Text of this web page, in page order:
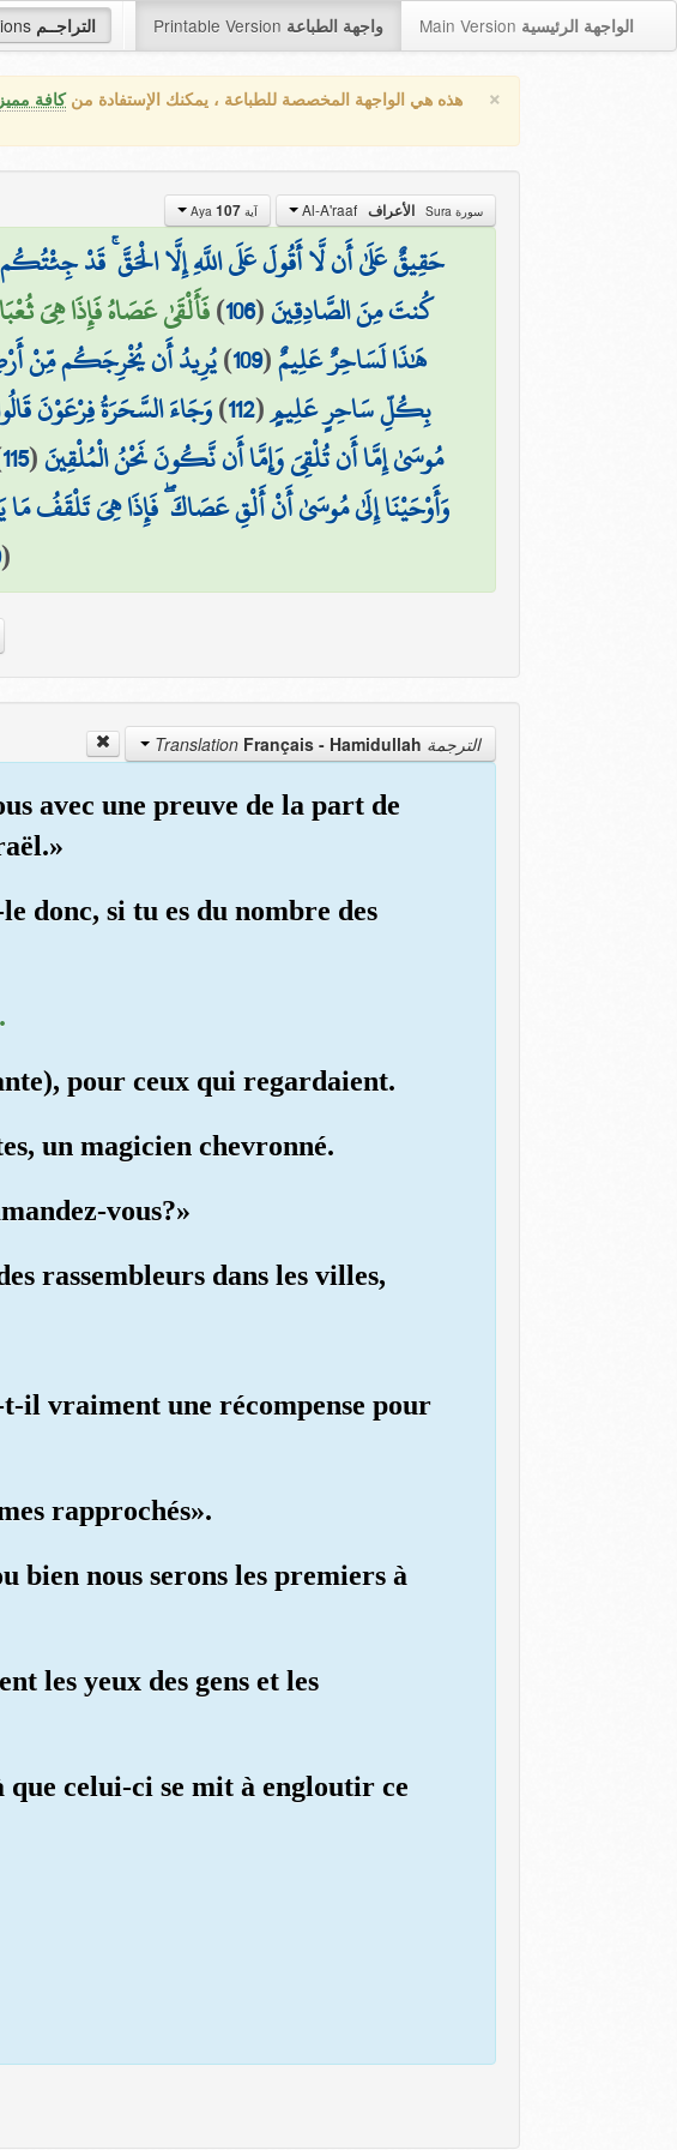
التراجــم Printable Version واجهة الطباعة Main Version الواجهة الرئيسية
× هذه هي الواجهة المخصصة للطباعة ، يمكنك الإستفادة منكافة
سورة Sura الأعراف آية Aya 107
حَقِيقٌ عَلَىٰ أَن لَّا أَقُولَ عَلَى اللَّهِ إِلَّا الْحَقَّ ۚ قَدْ
كُنتَ مِنَ الصَّادِقِينَ(
106
)فَأَلْقَىٰ عَصَاهُ فَإِذَا هِيَ
هَٰذَا لَسَاحِرٌ عَلِيمٌ(
109
)يُرِيدُ أَن يُخْرِجَكُم مِّنْ
بِكُلِّ سَاحِرٍ عَلِيمٍ(
112
)وَجَاءَ السَّحَرَةُ فِرْعَوْنَ
مُوسَىٰ إِمَّا أَن تُلْقِيَ وَإِمَّا أَن نَّكُونَ نَحْنُ الْمُلْقِينَ(
115
وَأَوْحَيْنَا إِلَىٰ مُوسَىٰ أَنْ أَلْقِ عَصَاكَ ۖ فَإِذَا هِيَ تَلْقَفُ مَا
(
الترجمة Translation Français - Hamidullah
avec une preuve de la part de
donc, si tu es du nombre des
pour ceux qui regardaient.
un magicien chevronné.
vous?»
rassembleurs dans les villes,
il vraiment une récompense pour
rapprochés».
nous serons les premiers à
les yeux des gens et les
celui-ci se mit à engloutir ce